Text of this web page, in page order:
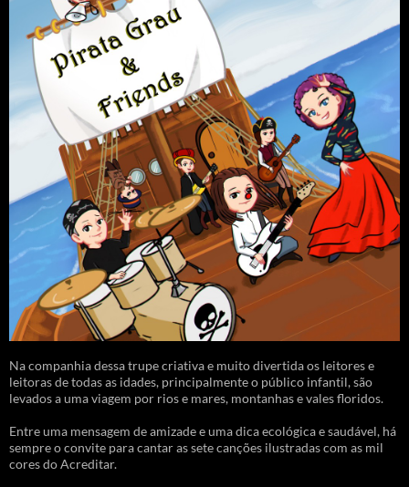
Na companhia dessa trupe criativa e muito divertida os leitores e
leitoras de todas as idades, principalmente o público infantil, são
levados a uma viagem por rios e mares, montanhas e vales floridos.
Entre uma mensagem de amizade e uma dica ecológica e saudável, há
sempre o convite para cantar as sete canções ilustradas com as mil
cores do Acreditar.